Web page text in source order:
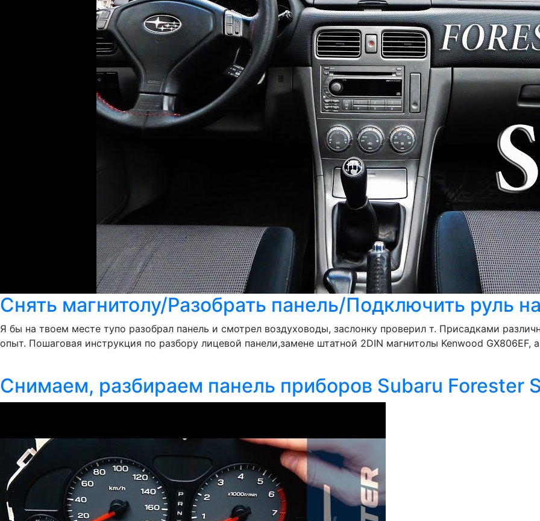
Снять магнитолу/Разобрать панель/Подключить руль
Я бы на твоем месте тупо разобрал панель и смотрел воздуховоды, заслонку проверил т. Присадками
опыт. Пошаговая инструкция по разбору лицевой панели,замене штатной 2DIN магнитолы Kenwood GX806EF,
Снимаем, разбираем панель приборов Subaru Forester